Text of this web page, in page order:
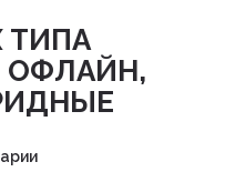
ТИПА
ОФЛАЙН,